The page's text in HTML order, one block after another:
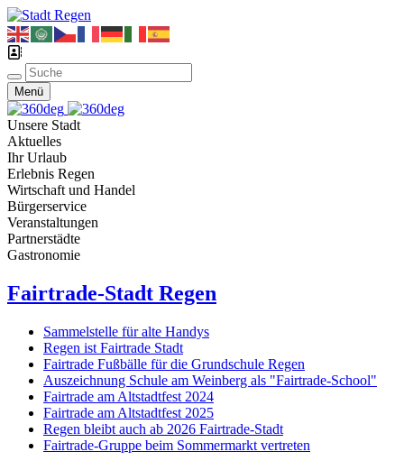
Menü
Unsere Stadt
Aktuelles
Ihr Urlaub
Erlebnis Regen
Wirtschaft und Handel
Bürgerservice
Veranstaltungen
Partnerstädte
Gastronomie
Fairtrade-Stadt Regen
Sammelstelle für alte Handys
Regen ist Fairtrade Stadt
Fairtrade Fußbälle für die Grundschule Regen
Auszeichnung Schule am Weinberg als "Fairtrade-School"
Fairtrade am Altstadtfest 2024
Fairtrade am Altstadtfest 2025
Regen bleibt auch ab 2026 Fairtrade-Stadt
Fairtrade-Gruppe beim Sommermarkt vertreten